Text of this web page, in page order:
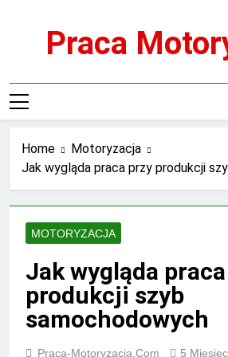
Praca
Home
Motoryzacja
Jak wygląda praca przy produkcji
MOTORYZACJA
Jak wygląda
produkcji szyb
samochodowych
Praca-Motoryzacja.com 5